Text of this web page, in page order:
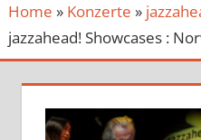
Home » Konzerte »
jazzahead! Showcases :